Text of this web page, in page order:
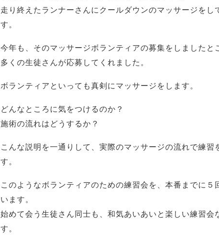
走り終えたランナーさんにクールダウンのマッサージをし
す。
今年も、そのマッサージボランティアの募集をしましたと
多くの生徒さんが応募してくれました。
ボランティアといっても真剣にマッサージをします。
どんなところに気をつけるのか？
施術の流れはどうするか？
こんな説明を一通りして、実際のマッサージの流れで練習
す。
このようなボランティアのための練習会を、本番までに５
います。
始めて会う生徒さん同士も、和気あいあいと楽しい練習会
す。